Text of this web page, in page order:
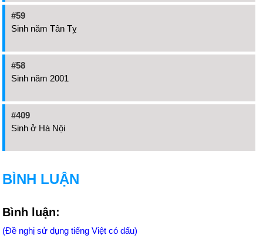
#59
Sinh năm Tân Tỵ
#58
Sinh năm 2001
#409
Sinh ở Hà Nội
BÌNH LUẬN
Bình luận:
(Đề nghị sử dụng tiếng Việt có dấu)